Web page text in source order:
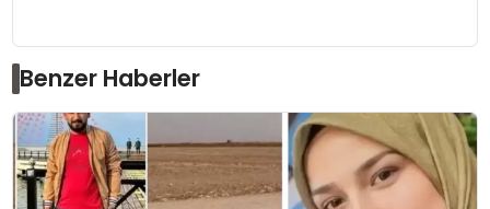
Benzer Haberler